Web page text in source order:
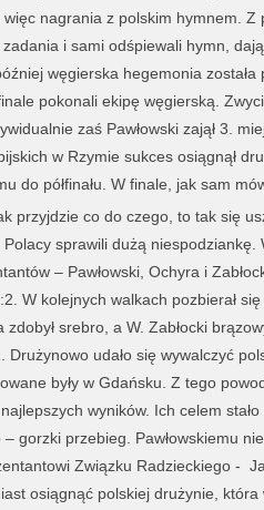
nagrania z polskim hymnem. Z
i sami odśpiewali hymn,
węgierska hegemonia została
pokonali ekipę węgierską.
zaś Pawłowski zajął 3.
w Rzymie sukces osiągnął
do półfinału. W finale, jak sam
przyjdzie co do czego, to tak się
sprawili dużą niespodziankę.
– Pawłowski, Ochyra i
W kolejnych walkach pozbierał
zdobył srebro, a W. Zabłocki
Drużynowo udało się wywalczyć
były w Gdańsku. Z tego
wyników. Ich celem
– gorzki przebieg. Pawłowskiemu
Związku Radzieckiego -
osiągnąć polskiej drużynie, która